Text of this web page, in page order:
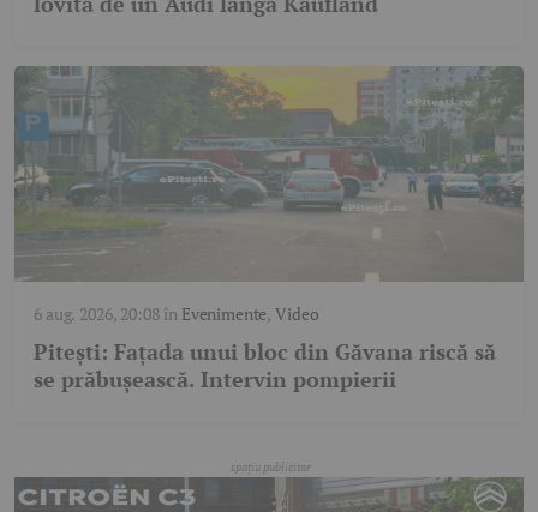
6 aug. 2026, 20:08în Evenimente,Video
Pitești: Fațada unui bloc din Găvana riscă să
se prăbușească. Intervin pompierii